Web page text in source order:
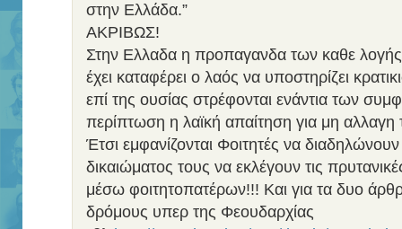
στην Ελλάδα.”
ΑΚΡΙΒΩΣ!
Στην Ελλαδα η προπαγανδα των καθε
έχει καταφέρει ο λαός να υποστηρίζει
επί της ουσίας στρέφονται ενάντια των
περίπτωση η λαϊκή απαίτηση για μη
Έτσι εμφανίζονται Φοιτητές να διαδηλώνουν
δικαιώματος τους να εκλέγουν τις
μέσω φοιτητοπατέρων!!! Και για τα δυο
δρόμους υπερ της Φεουδαρχίας